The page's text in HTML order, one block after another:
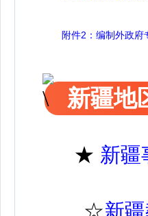
附件2：编制外政府
新疆地
★ 新疆
☆新